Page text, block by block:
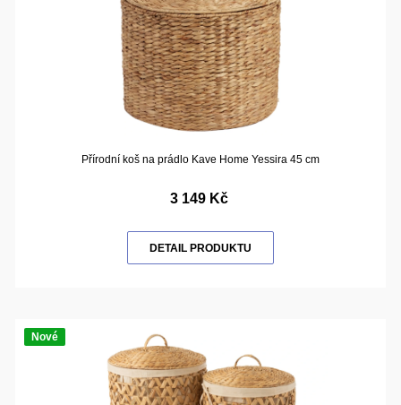
Přírodní koš na prádlo Kave Home Yessira 45 cm
3 149 Kč
DETAIL PRODUKTU
Nové